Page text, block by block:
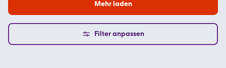
Mehr laden
Filter anpassen